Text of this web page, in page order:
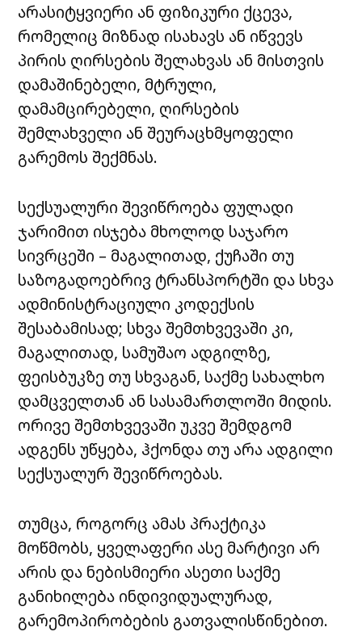
არასიტყვიერი ან ფიზიკური ქცევა,
რომელიც მიზნად ისახავს ან იწვევს
პირის ღირსების შელახვას ან მისთვის
დამაშინებელი, მტრული,
დამამცირებელი, ღირსების
შემლახველი ან შეურაცხმყოფელი
გარემოს შექმნას.
სექსუალური შევიწროება ფულადი
ჯარიმით ისჯება მხოლოდ საჯარო
სივრცეში – მაგალითად, ქუჩაში თუ
საზოგადოებრივ ტრანსპორტში და სხვა
ადმინისტრაციული კოდექსის
შესაბამისად; სხვა შემთხვევაში კი,
მაგალითად, სამუშაო ადგილზე,
ფეისბუკზე თუ სხვაგან, საქმე სახალხო
დამცველთან ან სასამართლოში მიდის.
ორივე შემთხვევაში უკვე შემდგომ
ადგენს უწყება, ჰქონდა თუ არა ადგილი
სექსუალურ შევიწროებას.
თუმცა, როგორც ამას პრაქტიკა
მოწმობს, ყველაფერი ასე მარტივი არ
არის და ნებისმიერი ასეთი საქმე
განიხილება ინდივიდუალურად,
გარემოპირობების გათვალისწინებით.